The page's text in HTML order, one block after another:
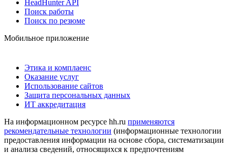
HeadHunter API
Поиск работы
Поиск по резюме
Мобильное приложение
Этика и комплаенс
Оказание услуг
Использование сайтов
Защита персональных данных
ИТ аккредитация
На информационном ресурсе hh.ru применяются
рекомендательные технологии (информационные технологии
предоставления информации на основе сбора, систематизации
и анализа сведений, относящихся к предпочтениям